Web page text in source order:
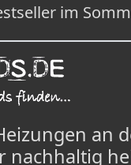
im
an
nachhaltig